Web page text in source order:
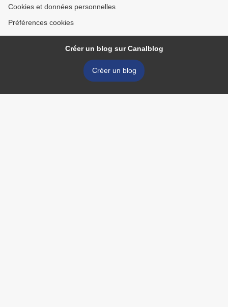
Cookies et données personnelles
Préférences cookies
Créer un blog sur Canalblog
Créer un blog